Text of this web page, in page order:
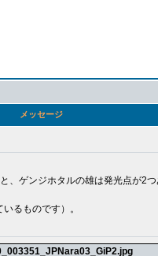
メッセージ
ゲンジホタルの雄は発光点が2つ
るものです）。